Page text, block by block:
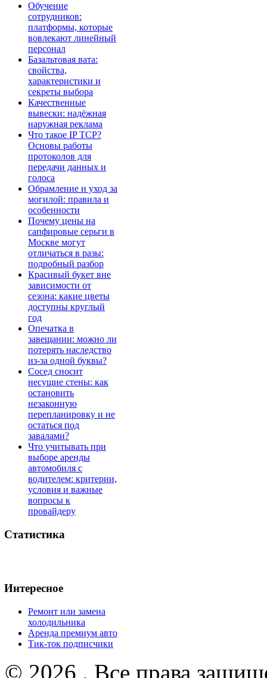
Обучение
сотрудников:
платформы, которые
вовлекают линейный
персонал
Базальтовая вата:
свойства,
характеристики и
секреты выбора
Качественные
вывески: надёжная
наружная реклама
Что такое IP TCP?
Основы работы
протоколов для
передачи данных и
голоса
Обрамление и уход за
могилой: правила и
особенности
Почему цены на
сапфировые серьги в
Москве могут
отличаться в разы:
подробный разбор
Красивый букет вне
зависимости от
сезона: какие цветы
доступны круглый
год
Опечатка в
завещании: можно ли
потерять наследство
из-за одной буквы?
Сосед сносит
несущие стены: как
остановить
незаконную
перепланировку и не
остаться под
завалами?
Что учитывать при
выборе аренды
автомобиля с
водителем: критерии,
условия и важные
вопросы к
провайдеру
Статистика
Интересное
Ремонт или замена
холодильника
Аренда премиум авто
Тик-ток подписчики
© 2026 . Все права